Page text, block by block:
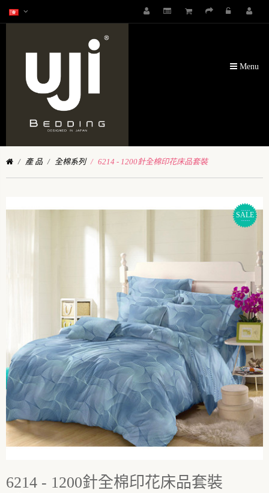
Menu
產 品 全棉系列 6214 - 1200針全棉印花床品套裝
SALE
6214 - 1200針全棉印花床品套裝